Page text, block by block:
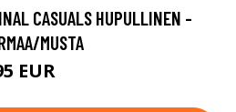
CASUALS HUPULLINEN -
MUSTA
EUR